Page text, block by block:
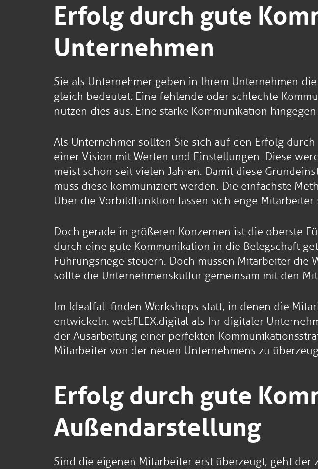
Erfolg durch gute
Unternehmen
Sie als Unternehmer geben in Ihrem Unternehmen
gleich bedeutet. Eine fehlende oder schlechte
nutzen dies aus. Eine starke Kommunikation
Als Unternehmer sollten Sie sich auf den Erfolg
einer Vision mit Werten und Einstellungen. Diese
meist schon seit vielen Jahren. Damit diese
muss diese kommuniziert werden. Die einfachste
Über die Vorbildfunktion lassen sich enge Mitarbeiter
Doch gerade in größeren Konzernen ist die oberste
durch eine gute Kommunikation in die Belegschaft
Führungsriege steuern. Doch müssen Mitarbeiter
sollte die Unternehmenskultur gemeinsam mit den
Im Idealfall finden Workshops statt, in denen die
entwickeln. webFLEX.digital als Ihr digitaler
der Ausarbeitung einer perfekten
Mitarbeiter von der neuen Unternehmens zu
Erfolg durch gute
Außendarstellung
Sind die eigenen Mitarbeiter erst überzeugt, geht